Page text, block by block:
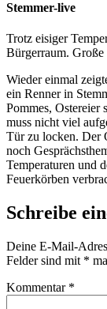
Stemmer-live
Trotz eisiger
Bürgerraum.
Wieder einmal
ein Renner in
Pommes, Ostereier
muss nicht viel
Tür zu locken. Der
noch
Temperaturen und
Feuerkörben
Schreibe
Deine E-Mail-
Felder sind mit *
Kommentar *